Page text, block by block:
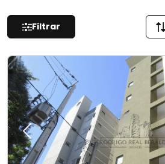
Filtrar
Previous